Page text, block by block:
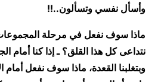
وأسأل نفسي وتسألون..!!
ماذا سوف نفعل في مرحلة
نتداعى كل هذا القلق؟ ـ إذا كنا أمام
وبتغلبنا القعدة، ماذا سوف نفعل